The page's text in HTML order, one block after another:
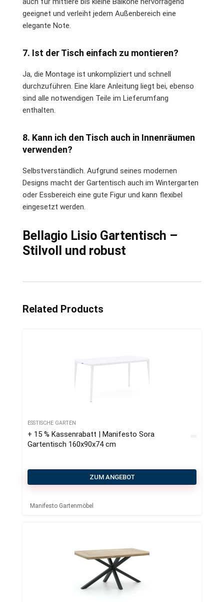
geeignet und verleiht jedem Außenbereich eine
elegante Note.
7. Ist der Tisch einfach zu montieren?
Ja, die Montage ist unkompliziert und schnell
durchzuführen. Eine klare Anleitung liegt bei, ebenso
sind alle notwendigen Teile im Lieferumfang
enthalten.
8. Kann ich den Tisch auch in Innenräumen
verwenden?
Selbstverständlich. Aufgrund seines modernen
Designs macht der Gartentisch auch im Wintergarten
oder Essbereich eine gute Figur und kann flexibel
eingesetzt werden.
Bellagio Lisio Gartentisch –
Stilvoll und robust
Related Products
ESSTISCHE GARTEN
+ 15 % Kassenrabatt | Manifesto Sora
Gartentisch 160x90x74 cm
ZUM ANGEBOT
Manifesto Gartenmöbel